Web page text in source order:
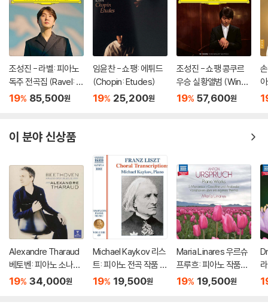
조성진 - 라벨: 피아노
독주 전곡집 (Ravel: T
he Complete Solo Pi
19% 85,500원
임윤찬 - 쇼팽: 에튀드
(Chopin: Etudes)
19% 25,200원
조성진 - 쇼팽 콩쿠르
우승 실황앨범 (Winne
r of the 17th Internat
19% 57,600원
이 분야 신상품
Alexandre Tharaud
베토벤: 피아노 소나타
30, 31, 32번 (Beetho
19% 34,000원
Michael Kaykov 리스
트: 피아노 전곡 작품 6
9집 (Liszt: Complet
19% 19,500원
Maria Linares 우르슈
프루흐: 피아노 작품집
(Urspruch: Piano Wo
19% 19,500원